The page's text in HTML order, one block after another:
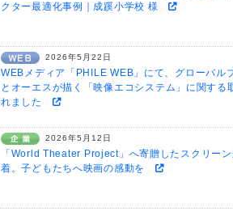
クター最適化事例｜成蹊小学校 様
2026年5月22日
WEBメディア「PHILE WEB」にて、グローバル
とオーエスが描く「映像エコシステム」に関する
れました
2026年5月12日
「World Theater Project」へ寄贈したスクリーン
着。子どもたちへ映画の感動を